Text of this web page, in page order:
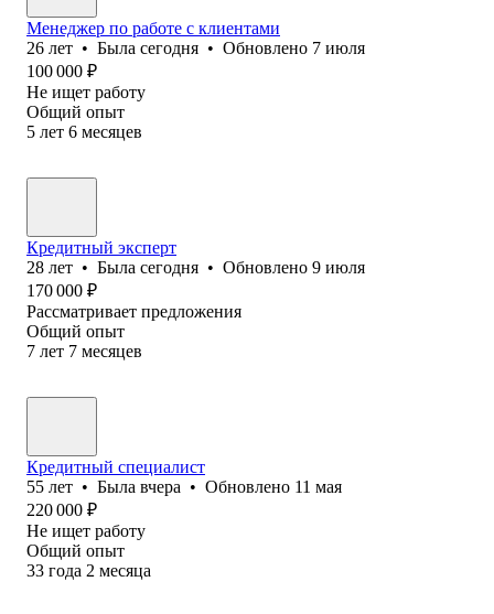
Менеджер по работе с клиентами
26 лет • Была сегодня • Обновлено 7 июля
100 000 ₽
Не ищет работу
Общий опыт
5 лет 6 месяцев
Кредитный эксперт
28 лет • Была сегодня • Обновлено 9 июля
170 000 ₽
Рассматривает предложения
Общий опыт
7 лет 7 месяцев
Кредитный специалист
55 лет • Была вчера • Обновлено 11 мая
220 000 ₽
Не ищет работу
Общий опыт
33 года 2 месяца